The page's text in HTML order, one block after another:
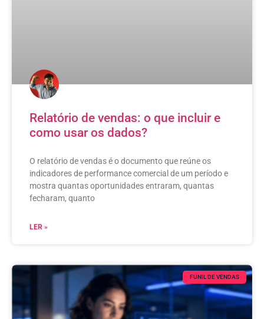
Relatório de vendas: o que incluir e
como usar os dados?
O relatório de vendas é o documento que reúne os
indicadores de performance comercial de um período e
mostra quantas oportunidades entraram, quantas
fecharam, quanto
LER »
FUNIL DE VENDAS